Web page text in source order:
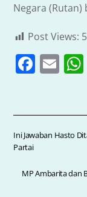
Negara (Rutan)
Post Views:
F
e
b
o
E
l
Ini Jawaban Hasto
Partai
MP Ambarita dan